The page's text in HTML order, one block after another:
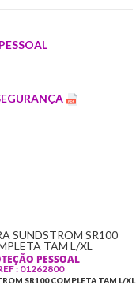
PESSOAL
: 01262800
SR100 COMPLETA TAM L/XL